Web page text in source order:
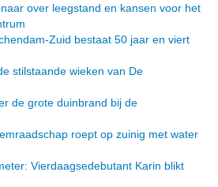
over leegstand en kansen voor het
Zuid bestaat 50 jaar en viert
stilstaande wieken van De
de grote duinbrand bij de
roept op zuinig met water
Vierdaagsedebutant Karin blikt